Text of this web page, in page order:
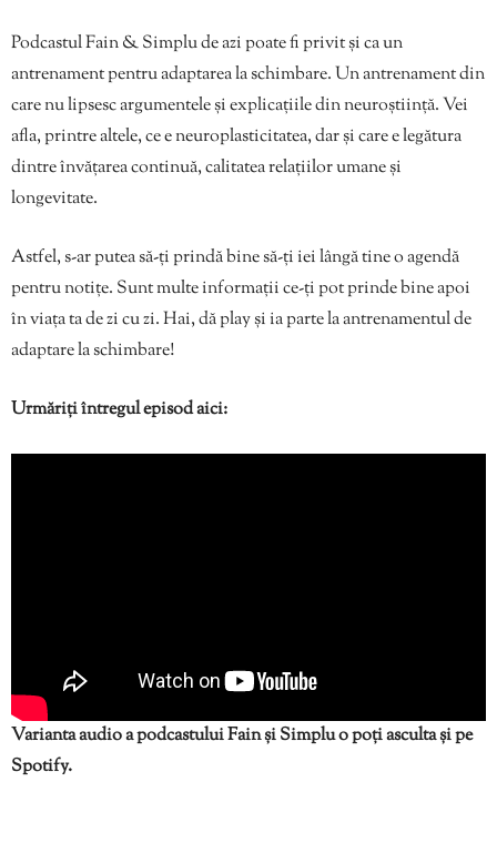
Podcastul Fain & Simplu de azi poate fi privit și ca un
antrenament pentru adaptarea la schimbare. Un antrenament din
care nu lipsesc argumentele și explicațiile din neuroștiință. Vei
afla, printre altele, ce e neuroplasticitatea, dar și care e legătura
dintre învățarea continuă, calitatea relațiilor umane și
longevitate.
Astfel, s-ar putea să-ți prindă bine să-ți iei lângă tine o agendă
pentru notițe. Sunt multe informații ce-ți pot prinde bine apoi
în viața ta de zi cu zi. Hai, dă play și ia parte la antrenamentul de
adaptare la schimbare!
Urmăriți întregul episod aici:
Varianta audio a podcastului Fain și Simplu o poți asculta și pe
Spotify.